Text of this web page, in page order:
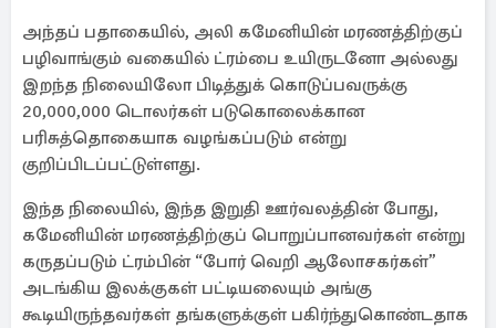
அந்தப் பதாகையில், அலி கமேனியின் மரணத்திற்குப்
பழிவாங்கும் வகையில் ட்ரம்பை உயிருடனோ அல்லது
இறந்த நிலையிலோ பிடித்துக் கொடுப்பவருக்கு
20,000,000 டொலர்கள் படுகொலைக்கான
பரிசுத்தொகையாக வழங்கப்படும் என்று
குறிப்பிடப்பட்டுள்ளது.
இந்த நிலையில், இந்த இறுதி ஊர்வலத்தின் போது,
கமேனியின் மரணத்திற்குப் பொறுப்பானவர்கள் என்று
கருதப்படும் ட்ரம்பின் “போர் வெறி ஆலோசகர்கள்”
அடங்கிய இலக்குகள் பட்டியலையும் அங்கு
கூடியிருந்தவர்கள் தங்களுக்குள் பகிர்ந்துகொண்டதாக